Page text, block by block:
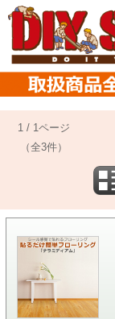
1 / 1ページ
（全3件）